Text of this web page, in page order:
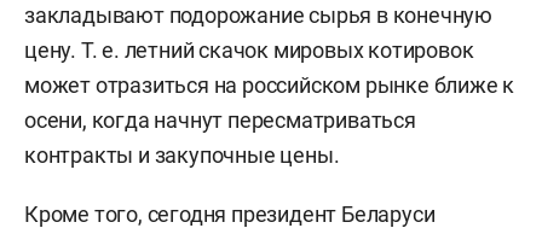
закладывают подорожание сырья в конечную
цену. Т. е. летний скачок мировых котировок
может отразиться на российском рынке ближе к
осени, когда начнут пересматриваться
контракты и закупочные цены.
Кроме того, сегодня президент Беларуси